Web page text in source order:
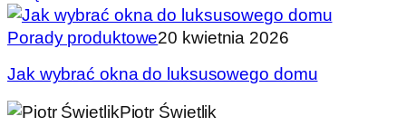
Porady produktowe20 kwietnia 2026
Jak wybrać okna do luksusowego domu
Piotr Świetlik